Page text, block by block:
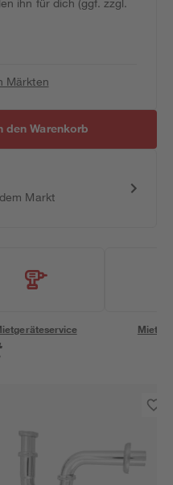
ihn für dich (ggf. zzgl.
Märkten
den Warenkorb
Markt